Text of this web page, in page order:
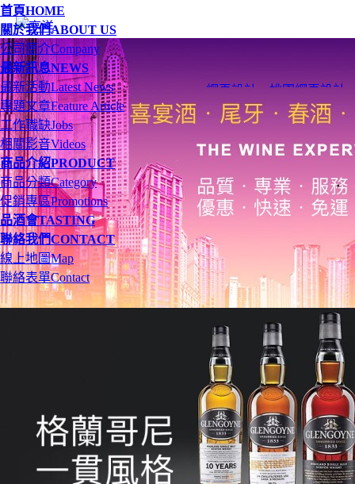
首頁HOME
關於我們ABOUT US
公司簡介Company
最新訊息NEWS
最新活動Latest News
專題文章Feature Article
工作職缺Jobs
相關影音Videos
商品介紹PRODUCT
商品分類Category
促銷專區Promotions
品酒會TASTING
聯絡我們CONTACT
線上地圖Map
聯絡表單Contact
網頁設計 桃園網頁設計